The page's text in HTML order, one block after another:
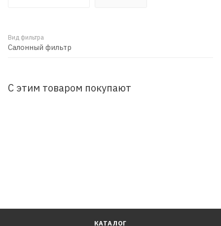
Вид фильтра
Салонный фильтр
С этим товаром покупают
КАТАЛОГ